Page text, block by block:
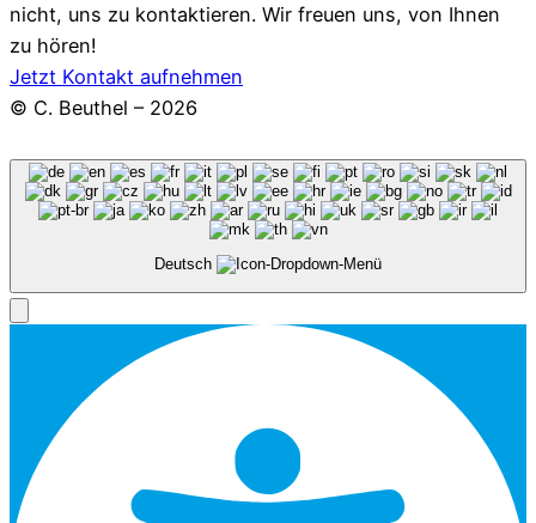
nicht, uns zu kontaktieren. Wir freuen uns, von Ihnen
zu hören!
Jetzt Kontakt aufnehmen
© C. Beuthel – 2026
Deutsch